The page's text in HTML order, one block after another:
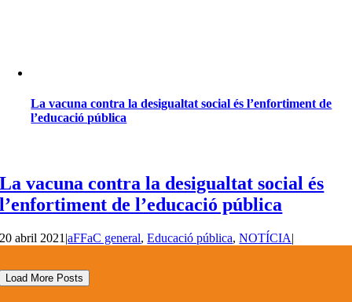
La vacuna contra la desigualtat social és l’enfortiment de
l’educació pública
La vacuna contra la desigualtat social és
l’enfortiment de l’educació pública
20 abril 2021 |aFFaC general,Educació pública,NOTÍCIA|
Load More Posts